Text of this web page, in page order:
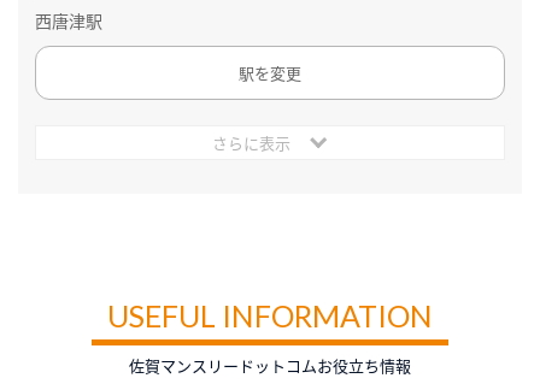
西唐津駅
駅を変更
さらに表示
USEFUL INFORMATION
佐賀マンスリードットコムお役立ち情報